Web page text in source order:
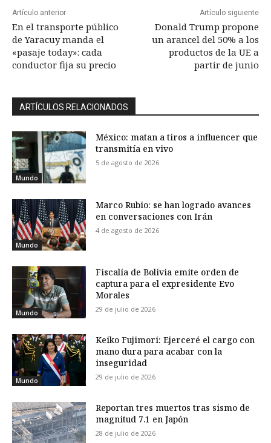
Artículo anterior
En el transporte público
de Yaracuy manda el
«pasaje today»: cada
conductor fija su precio
Artículo siguiente
Donald Trump propone
un arancel del 50% a los
productos de la UE a
partir de junio
ARTÍCULOS RELACIONADOS
Mundo
México: matan a tiros a influencer que
transmitía en vivo
5 de agosto de 2026
Mundo
Marco Rubio: se han logrado avances
en conversaciones con Irán
4 de agosto de 2026
Mundo
Fiscalía de Bolivia emite orden de
captura para el expresidente Evo
Morales
29 de julio de 2026
Mundo
Keiko Fujimori: Ejerceré el cargo con
mano dura para acabar con la
inseguridad
29 de julio de 2026
Reportan tres muertos tras sismo de
magnitud 7.1 en Japón
28 de julio de 2026